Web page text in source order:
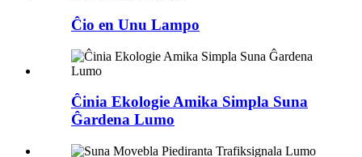
Ĉio en Unu Lampo
Ĉinia Ekologie Amika Simpla Suna
Ĝardena Lumo